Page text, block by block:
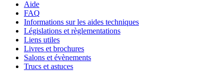
Aide
FAQ
Informations sur les aides techniques
Législations et règlementations
Liens utiles
Livres et brochures
Salons et évènements
Trucs et astuces